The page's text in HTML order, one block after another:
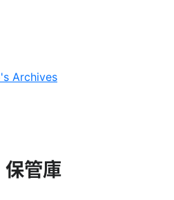
Archives
保管庫